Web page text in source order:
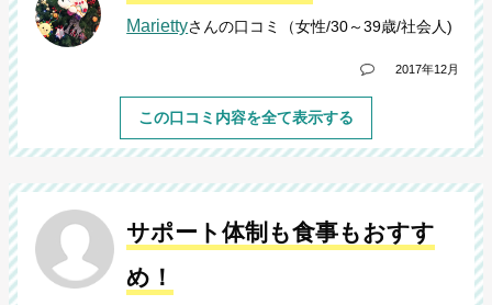
Mariettyさんの口コミ（女性/30～39歳/社会人)
2017年12月
この口コミ内容を全て表示する
サポート体制も食事もおすす
め！